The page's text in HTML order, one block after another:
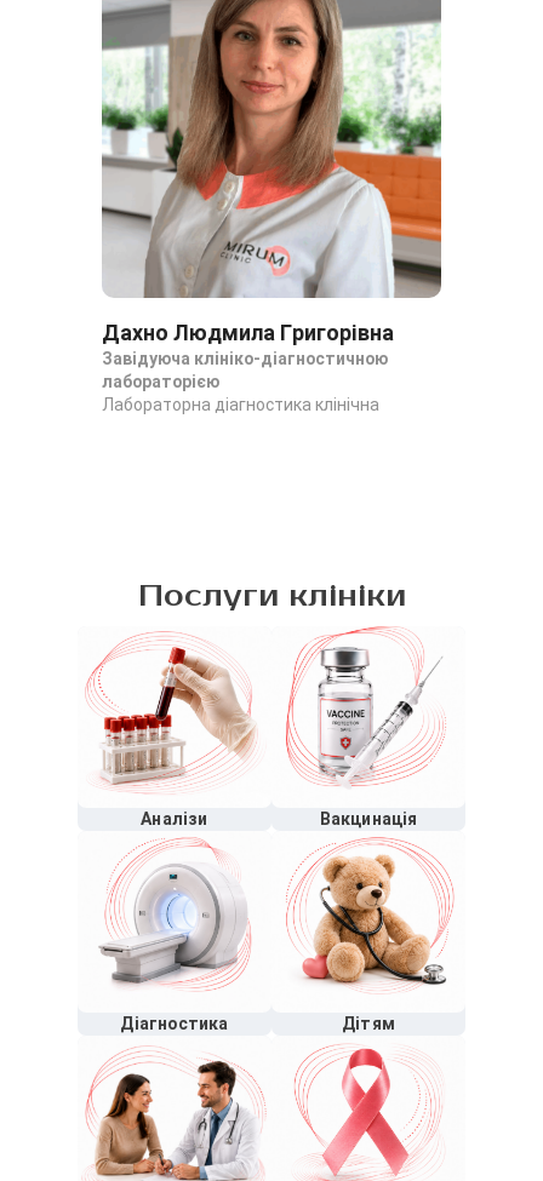
Дахно Людмила Григорівна
Завідуюча клініко-діагностичною
лабораторією
Лабораторна діагностика клінічна
Послуги клініки
Аналізи Вакцинація
Діагностика Дітям